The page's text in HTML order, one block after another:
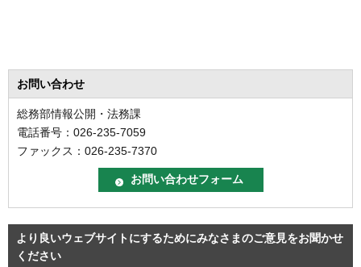
お問い合わせ
総務部情報公開・法務課
電話番号：026-235-7059
ファックス：026-235-7370
より良いウェブサイトにするためにみなさまのご意見をお聞かせ
ください